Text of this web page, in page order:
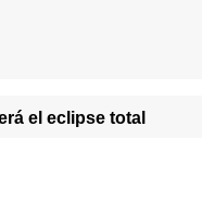
el eclipse total